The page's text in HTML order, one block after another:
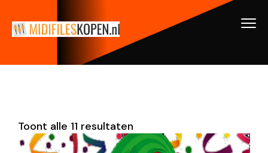
Toont alle 11 resultaten